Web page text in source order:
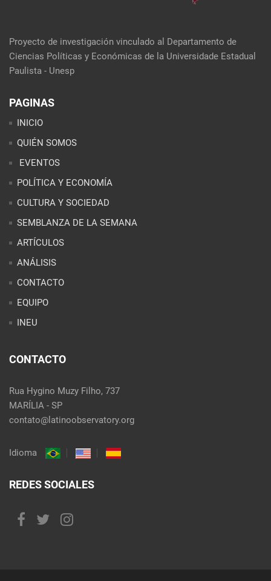
Proyecto de investigación vinculado al Departamento de
Ciencias Políticas y Económicas de la Universidade Estadual
Paulista - Unesp
PAGINAS
INICIO
QUIÉN SOMOS
EVENTOS
POLÍTICA Y ECONOMÍA
CULTURA Y SOCIEDAD
SEMBLANZA DE LA SEMANA
ARTÍCULOS
ANÁLISIS
CONTACTO
EQUIPO
INEU
CONTACTO
Rua Hygino Muzy Filho, 737
MARÍLIA - SP
contato@latinoobservatory.org
Idioma
REDES SOCIALES